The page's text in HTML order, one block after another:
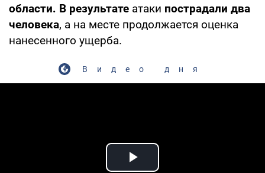
области. В результате атаки пострадали два
человека, а на месте продолжается оценка
нанесенного ущерба.
Видео дня